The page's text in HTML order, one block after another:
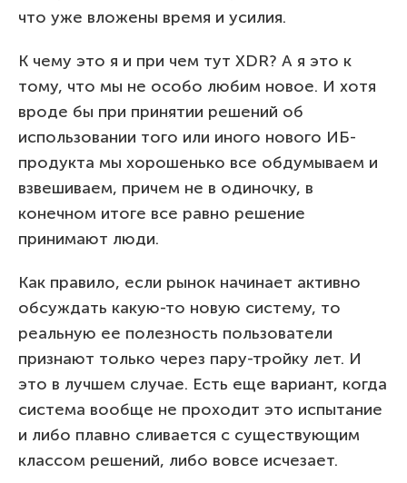
что уже вложены время и усилия.
К чему это я и при чем тут XDR? А я это к
тому, что мы не особо любим новое. И хотя
вроде бы при принятии решений об
использовании того или иного нового ИБ-
продукта мы хорошенько все обдумываем и
взвешиваем, причем не в одиночку, в
конечном итоге все равно решение
принимают люди.
Как правило, если рынок начинает активно
обсуждать какую-то новую систему, то
реальную ее полезность пользователи
признают только через пару-тройку лет. И
это в лучшем случае. Есть еще вариант, когда
система вообще не проходит это испытание
и либо плавно сливается с существующим
классом решений, либо вовсе исчезает.